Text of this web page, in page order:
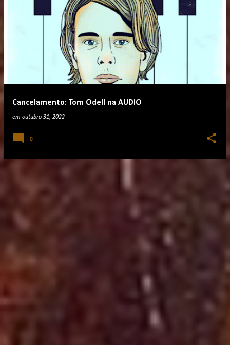
t
g
e
Cancelamento: Tom Odell na AUDIO
em outubro 31, 2022
0